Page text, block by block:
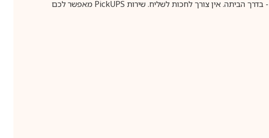
הביתה. אין צורך לחכות לשליח. שירות PickUPS מאפשר לכם